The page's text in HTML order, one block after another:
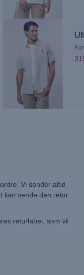
Vi sender altid
kan sende den retur
returlabel, som vil